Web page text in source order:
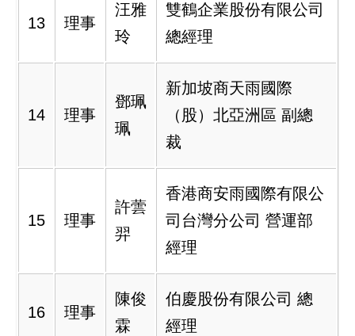
13 理事
汪雅
玲
雙鶴企業股份有限公司
總經理
14 理事
鄧珮
珮
新加坡商天雨國際
（股）北亞洲區 副總
裁
15 理事
許蕓
羿
香港商安雨國際有限公
司台灣分公司 營運部
經理
16 理事
陳俊
霖
伯慶股份有限公司 總
經理